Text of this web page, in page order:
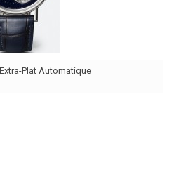
Plat Automatique